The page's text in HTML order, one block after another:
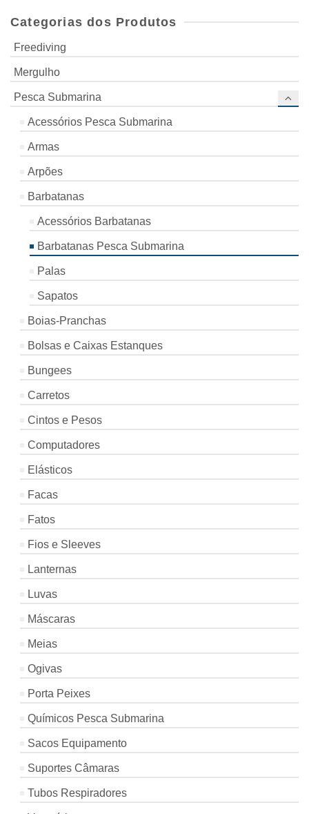
Categorias dos Produtos
Freediving
Mergulho
Pesca Submarina
Acessórios Pesca Submarina
Armas
Arpões
Barbatanas
Acessórios Barbatanas
Barbatanas Pesca Submarina
Palas
Sapatos
Boias-Pranchas
Bolsas e Caixas Estanques
Bungees
Carretos
Cintos e Pesos
Computadores
Elásticos
Facas
Fatos
Fios e Sleeves
Lanternas
Luvas
Máscaras
Meias
Ogivas
Porta Peixes
Químicos Pesca Submarina
Sacos Equipamento
Suportes Câmaras
Tubos Respiradores